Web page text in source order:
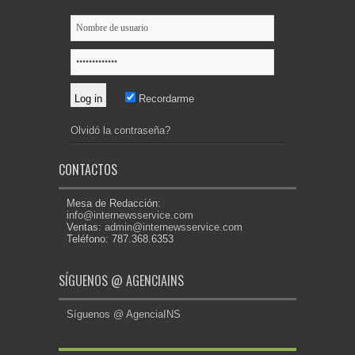
Recordarme
Olvidó la contraseña?
CONTACTOS
Mesa de Redacción:
info@internewsservice.com
Ventas: admin@internewsservice.com
Teléfono: 787.368.6353
SÍGUENOS @ AGENCIAINS
Síguenos @ AgenciaINS